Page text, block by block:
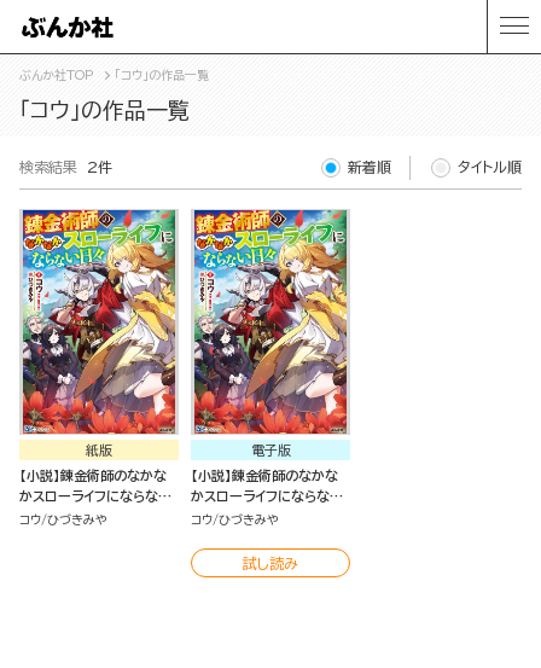
ぶんか社TOP 「コウ」の作品一覧
「コウ」の作品一覧
検索結果 2件 新着順 タイトル順
紙版
【小説】錬金術師のなかな
かスローライフにならない
日々
コウ ひづきみや
電子版
【小説】錬金術師のなかな
かスローライフにならない
日々
コウ ひづきみや
試し読み